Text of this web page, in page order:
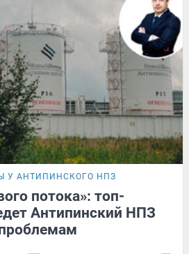
У АНТИПИНСКОГО НПЗ
потока»: топ-
Антипинский НПЗ